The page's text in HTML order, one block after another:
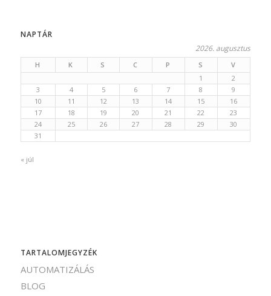
NAPTÁR
2026. augusztus
H K S C P S
V
1
2
3
4 5 6 7 8
9
10
11 12 13 14 15
16
17
18 19 20 21 22
23
24
25 26 27 28 29
30
31
« júl
TARTALOMJEGYZÉK
AUTOMATIZÁLÁS
BLOG